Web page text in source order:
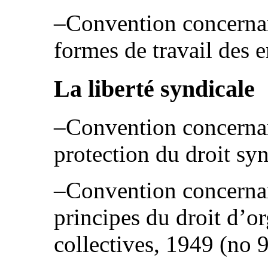
–Convention
formes de travail des
La liberté syndicale
–Convention
protection du droit
–Convention
principes du droit
collectives, 1949 (no